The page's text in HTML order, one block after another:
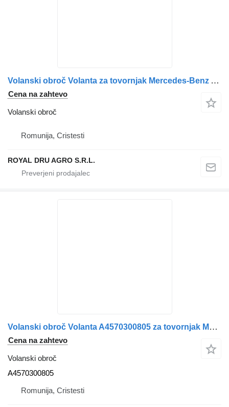
Volanski obroč Volanta za tovornjak Mercedes-Benz A4710303305/A4710302305
Cena na zahtevo
Volanski obroč
Romunija, Cristesti
ROYAL DRU AGRO S.R.L.
Volanski obroč Volanta A4570300805 za tovornjak Mercedes-Benz 4570300805 / / 4030322401
Cena na zahtevo
Volanski obroč
A4570300805
Romunija, Cristesti